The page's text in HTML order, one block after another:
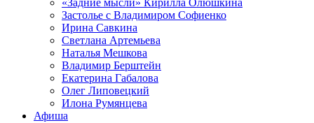
«Задние мысли» Кирилла Олюшкина
Застолье с Владимиром Софиенко
Ирина Савкина
Светлана Артемьева
Наталья Мешкова
Владимир Берштейн
Екатерина Габалова
Олег Липовецкий
Илона Румянцева
Афиша